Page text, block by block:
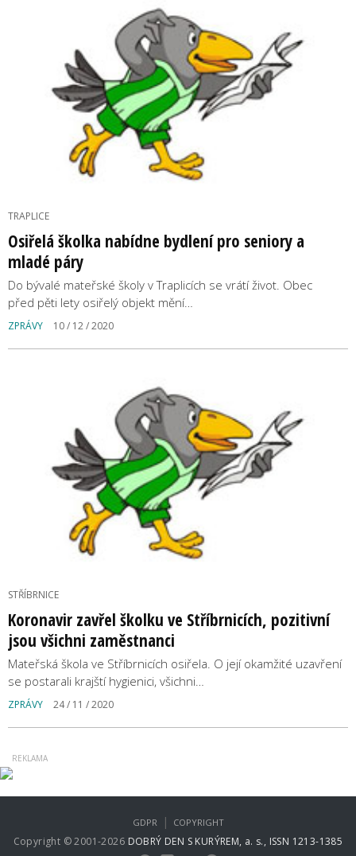
TRAPLICE
Osiřelá školka nabídne bydlení pro seniory a
mladé páry
Do bývalé mateřské školy v Traplicích se vrátí život. Obec
před pěti lety osiřelý objekt mění…
ZPRÁVY 10 / 12 / 2020
STŘÍBRNICE
Koronavir zavřel školku ve Stříbrnicích, pozitivní
jsou všichni zaměstnanci
Mateřská škola ve Stříbrnicích osiřela. O její okamžité uzavření
se postarali krajští hygienici, všichni…
ZPRÁVY 24 / 11 / 2020
Copyright © 2001-2026 DOBRÝ DEN S KURÝREM, a. s., ISSN 1213-1385
GDPR | COPYRIGHT